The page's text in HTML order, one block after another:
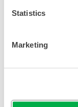
Statistics
Marketing